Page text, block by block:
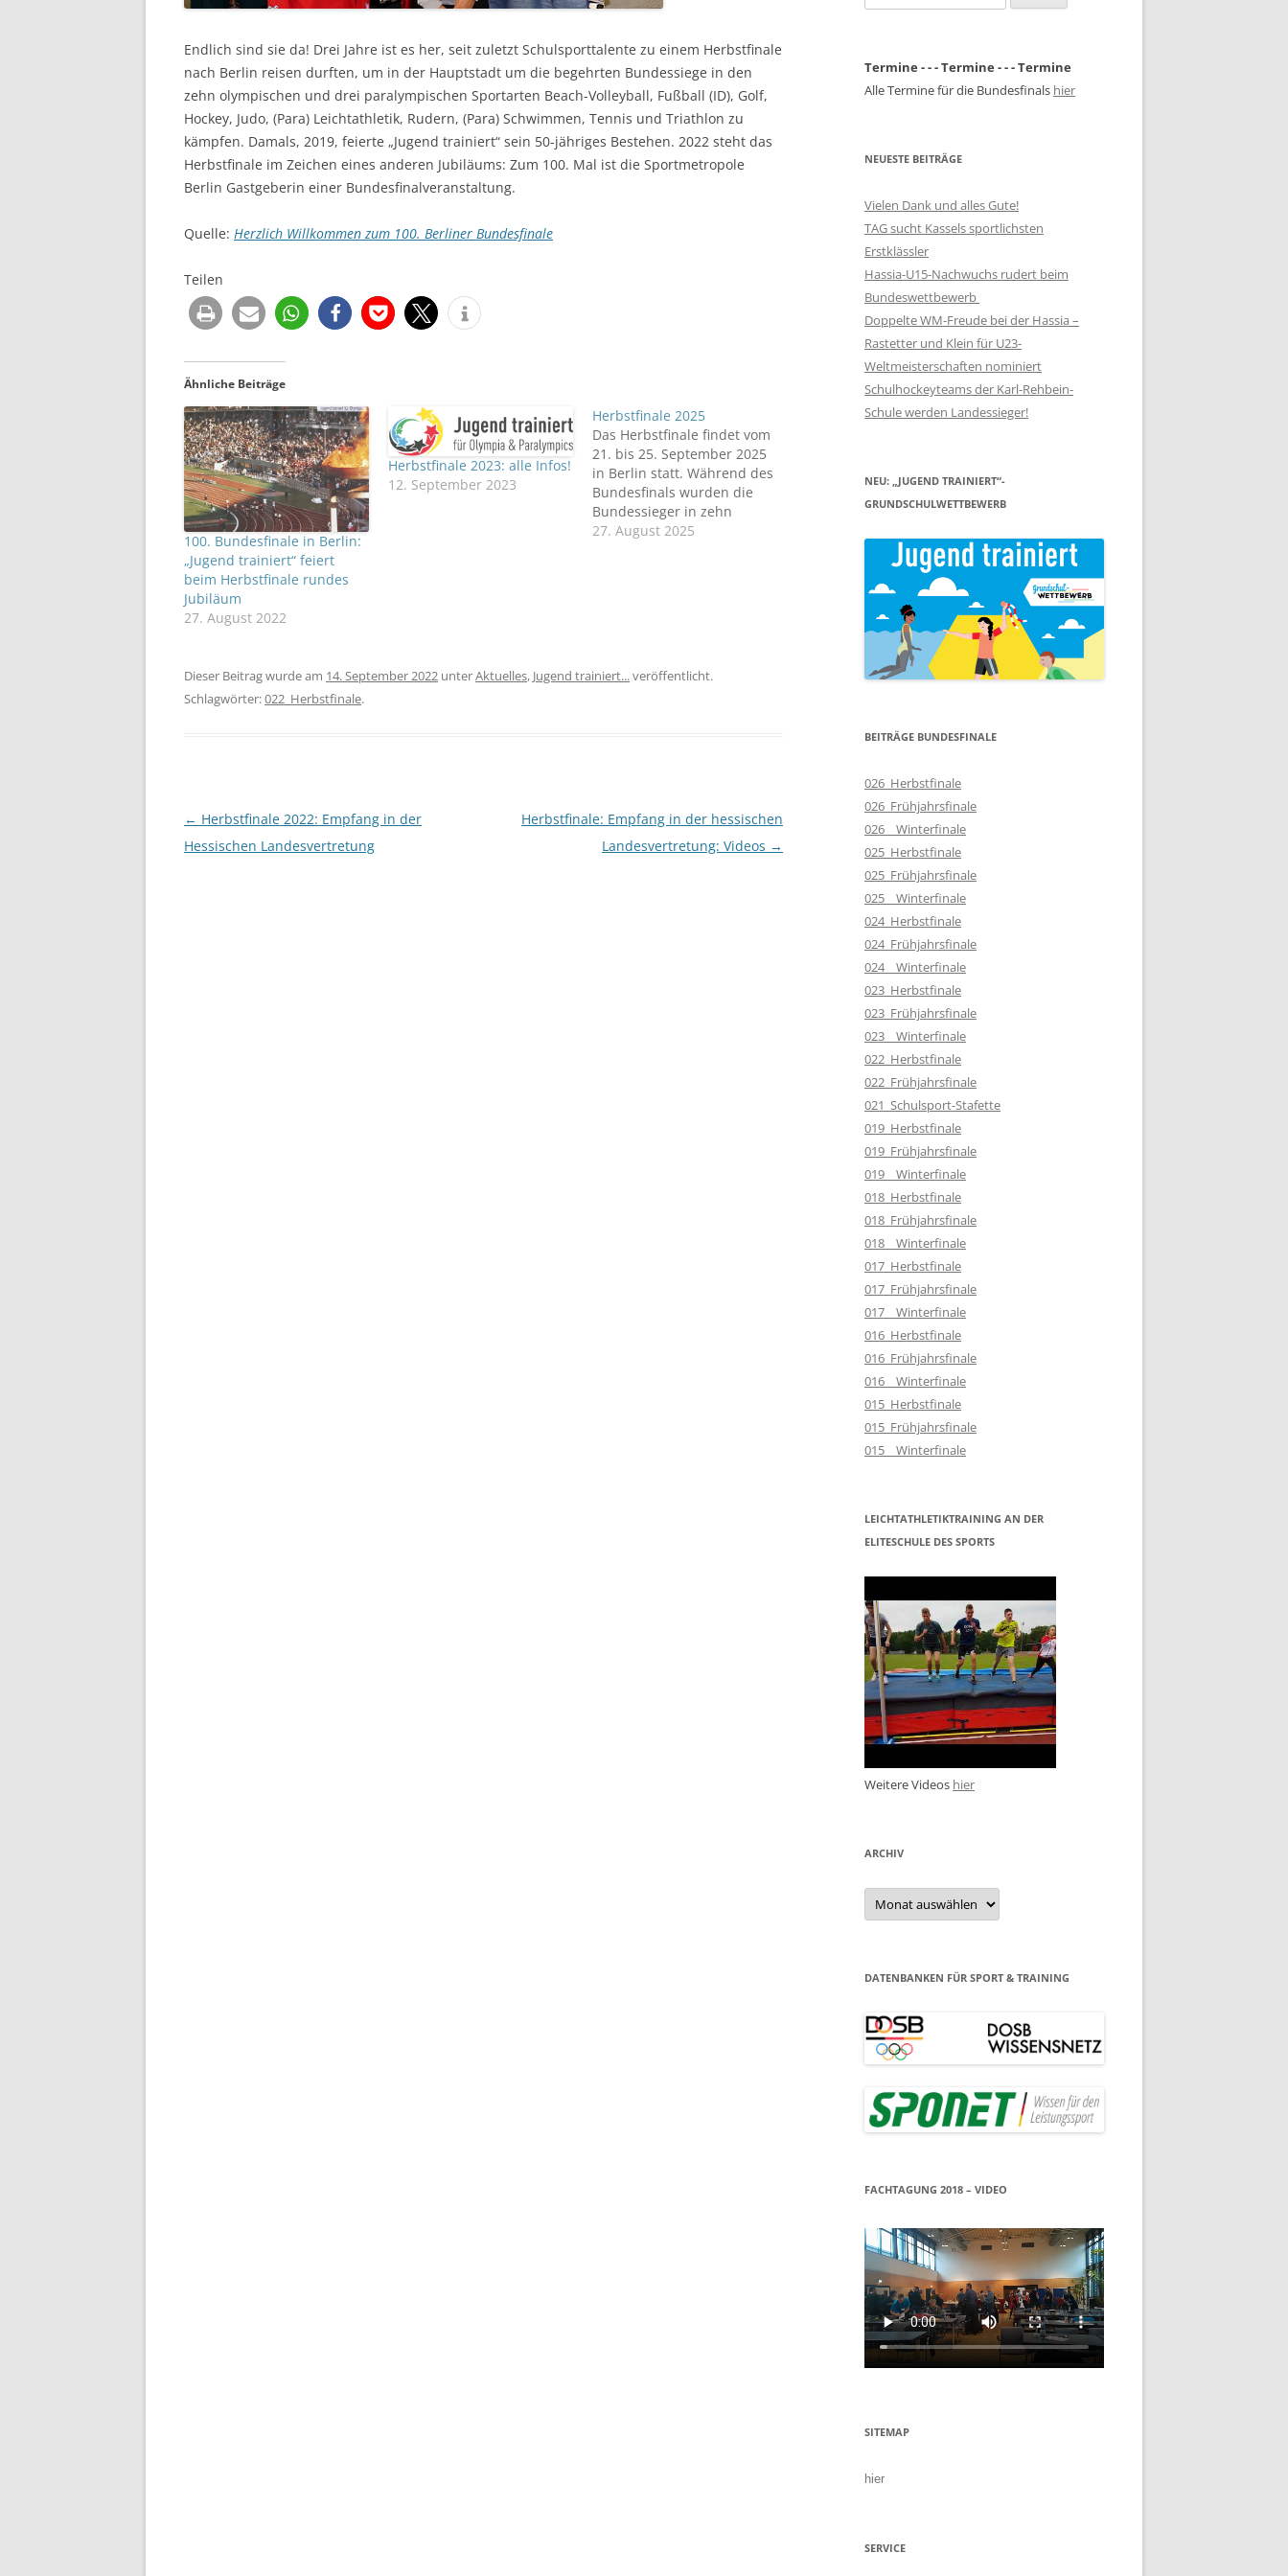
Endlich sind sie da! Drei Jahre ist es her, seit zuletzt Schulsporttalente zu einem Herbstfinale
nach Berlin reisen durften, um in der Hauptstadt um die begehrten Bundessiege in den
zehn olympischen und drei paralympischen Sportarten Beach-Volleyball, Fußball (ID), Golf,
Hockey, Judo, (Para) Leichtathletik, Rudern, (Para) Schwimmen, Tennis und Triathlon zu
kämpfen. Damals, 2019, feierte „Jugend trainiert“ sein 50-jähriges Bestehen. 2022 steht das
Herbstfinale im Zeichen eines anderen Jubiläums: Zum 100. Mal ist die Sportmetropole
Berlin Gastgeberin einer Bundesfinalveranstaltung.
Quelle: Herzlich Willkommen zum 100. Berliner Bundesfinale
Teilen
Ähnliche Beiträge
100. Bundesfinale in Berlin:
„Jugend trainiert“ feiert
beim Herbstfinale rundes
Jubiläum
27. August 2022
Herbstfinale 2023: alle Infos!
12. September 2023
Herbstfinale 2025
Das Herbstfinale findet vom
21. bis 25. September 2025
in Berlin statt. Während des
Bundesfinals wurden die
Bundessieger in zehn
olympischen Sportarten
Leichtathletik und Para
27. August 2025
Dieser Beitrag wurde am 14. September 2022 unterAktuelles, Jugend trainiert...veröffentlicht.
Schlagwörter:022_Herbstfinale.
Beitragsnavigation
← Herbstfinale 2022: Empfang in der
Hessischen Landesvertretung
Herbstfinale: Empfang in der hessischen
Landesvertretung: Videos →
nach:
Termine - - - Termine - - - Termine
Alle Termine für die Bundesfinals hier
NEUESTE BEITRÄGE
Vielen Dank und alles Gute!
TAG sucht Kassels sportlichsten
Erstklässler
Hassia-U15-Nachwuchs rudert beim
Bundeswettbewerb
Doppelte WM-Freude bei der Hassia –
Rastetter und Klein für U23-
Weltmeisterschaften nominiert
Schulhockeyteams der Karl-Rehbein-
Schule werden Landessieger!
NEU: „JUGEND TRAINIERT“-
GRUNDSCHULWETTBEWERB
BEITRÄGE BUNDESFINALE
026_Herbstfinale
026_Frühjahrsfinale
026__Winterfinale
025_Herbstfinale
025_Frühjahrsfinale
025__Winterfinale
024_Herbstfinale
024_Frühjahrsfinale
024__Winterfinale
023_Herbstfinale
023_Frühjahrsfinale
023__Winterfinale
022_Herbstfinale
022_Frühjahrsfinale
021_Schulsport-Stafette
019_Herbstfinale
019_Frühjahrsfinale
019__Winterfinale
018_Herbstfinale
018_Frühjahrsfinale
018__Winterfinale
017_Herbstfinale
017_Frühjahrsfinale
017__Winterfinale
016_Herbstfinale
016_Frühjahrsfinale
016__Winterfinale
015_Herbstfinale
015_Frühjahrsfinale
015__Winterfinale
LEICHTATHLETIKTRAINING AN DER
ELITESCHULE DES SPORTS
Weitere Videos hier
ARCHIV
Archiv
DATENBANKEN FÜR SPORT & TRAINING
FACHTAGUNG 2018 – VIDEO
SITEMAP
hier
SERVICE